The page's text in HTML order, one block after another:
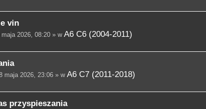
vin
maja 2026, 08:20 » w A6 C6 (2004-2011)
maja 2026, 23:06 » w A6 C7 (2011-2018)
przyspieszania